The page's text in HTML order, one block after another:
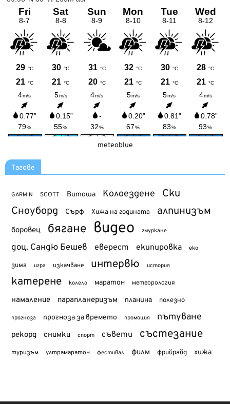
meteoblue
Тагове
GARMIN SCOTT Витоша Колоездене Ски
Сноуборд Сърф Хижа на годината алпинизъм
боровец бягане видео гмуркане
доц. Сандю Бешев еверест екипировка еко
зима игра изкачване интервю история
катерене колело маратон метеорология
намаление парапланеризъм планина полезно
прогноза прогноза за времето промоция пътуване
рекорд снимки спорт съвети състезание
туризъм ултрамаратон фестивал филм фрийрайд хижа